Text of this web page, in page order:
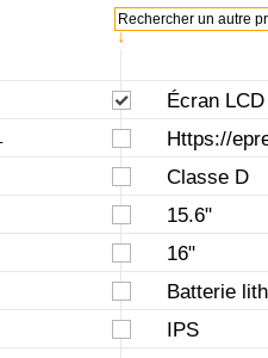
↓
Rechercher un autre
Écran
Https://
Classe D
15.6"
16"
Batterie
IPS